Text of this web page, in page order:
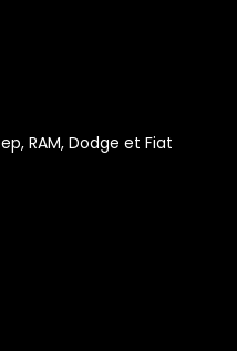
RAM, Dodge et Fiat